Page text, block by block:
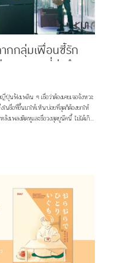
กกลุ่มเพื่อนซี้รัก
เพลงฮิตที่มุ่งทำตาม
ปุ่นฟังเพลิน ๆ เชื่อว่าต้องเคยเจอจังหวะ
ในชื่อที่ขึ้นมาให้เห็นบ่อยที่สุดก็ต้องยกให้
เพลงติดหูและชื่อวงสุดยูนีคนี้ ไม่ได้เกิด
ภาษาอังกฤษ ซึ่งมีรากมาจากคำว่า
าวของชื่อ แฟน ๆ เลยเรียกวงนี้กันสั้น ๆ
เเละ Stand By You ภาพ:
ดียว แต่ซ่อนความหมายที่ลึกซึ้งไว้ว่า
ไปพร้อมกับแฟนเพลง แม้ในวันที่พวกเขา
髭男dism เส้นทางก่อนจะมาเป็น